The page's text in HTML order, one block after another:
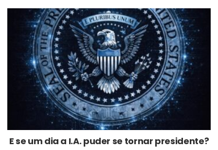
E se um dia a I.A. puder se tornar presidente?